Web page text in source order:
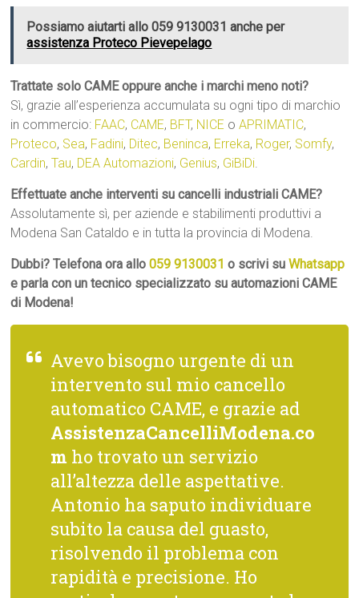
Possiamo aiutarti allo 059 9130031 anche per
assistenza Proteco Pievepelago
Trattate solo CAME oppure anche i marchi meno noti?
Sì, grazie all’esperienza accumulata su ogni tipo di marchio
in commercio: FAAC, CAME, BFT, NICE oAPRIMATIC,
Proteco, Sea, Fadini, Ditec, Beninca, Erreka, Roger, Somfy,
Cardin,Tau, DEA Automazioni, Genius, GiBiDi.
Effettuate anche interventi su cancelli industriali CAME?
Assolutamente sì, per aziende e stabilimenti produttivi a
Modena San Cataldo e in tutta la provincia di Modena.
Dubbi? Telefona ora allo059 9130031 o scrivi suWhatsapp
e parla con un tecnico specializzato su automazioni CAME
di Modena!
Avevo bisogno urgente di un
intervento sul mio cancello
automatico CAME, e grazie ad
AssistenzaCancelliModena.co
m ho trovato un servizio
all’altezza delle aspettative.
Antonio ha saputo individuare
subito la causa del guasto,
risolvendo il problema con
rapidità e precisione. Ho